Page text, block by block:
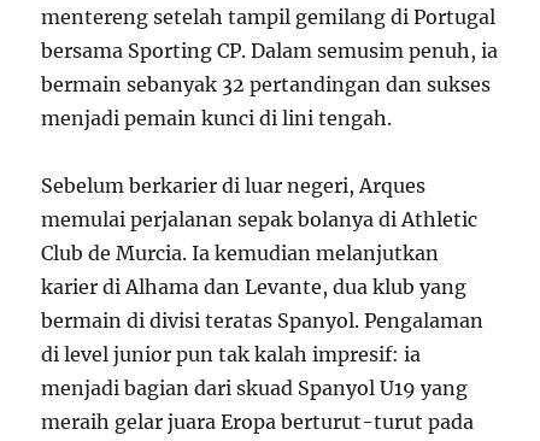
mentereng setelah tampil gemilang di Portugal
bersama Sporting CP. Dalam semusim penuh, ia
bermain sebanyak 32 pertandingan dan sukses
menjadi pemain kunci di lini tengah.
Sebelum berkarier di luar negeri, Arques
memulai perjalanan sepak bolanya di Athletic
Club de Murcia. Ia kemudian melanjutkan
karier di Alhama dan Levante, dua klub yang
bermain di divisi teratas Spanyol. Pengalaman
di level junior pun tak kalah impresif: ia
menjadi bagian dari skuad Spanyol U19 yang
meraih gelar juara Eropa berturut-turut pada